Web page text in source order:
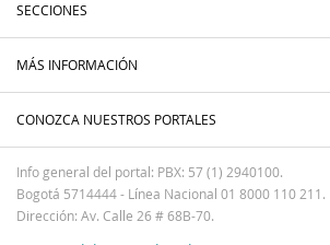
SECCIONES
MÁS INFORMACIÓN
CONOZCA NUESTROS PORTALES
Info general del portal: PBX: 57 (1) 2940100.
Bogotá 5714444 - Línea Nacional 01 8000 110 211.
Dirección: Av. Calle 26 # 68B-70.